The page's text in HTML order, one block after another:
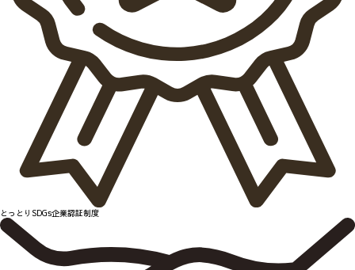
とっとりSDGs企業認証制度